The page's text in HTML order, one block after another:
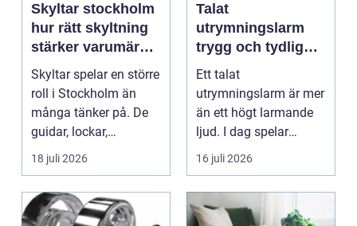
Skyltar stockholm
hur rätt skyltning
stärker varumärket
i stadsmiljön
Skyltar spelar en större
roll i Stockholm än
många tänker på. De
guidar, lockar,
inspirerar och skap...
18 juli 2026
Talat
utrymningslarm
trygg och tydlig
vägledning vid kris
Ett talat
utrymningslarm är mer
än ett högt larmande
ljud. I dag spelar
tydliga
röstmeddelanden en
a...
16 juli 2026